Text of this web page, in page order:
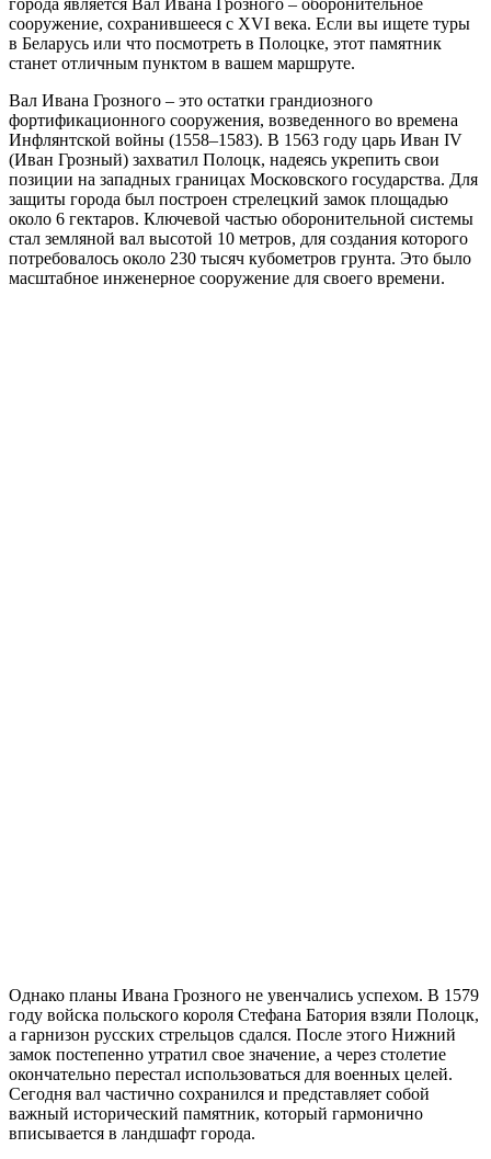
сооружение, сохранившееся с XVI века. Если вы ищете туры
в Беларусь или что посмотреть в Полоцке, этот памятник
станет отличным пунктом в вашем маршруте.
Вал Ивана Грозного – это остатки грандиозного
фортификационного сооружения, возведенного во времена
Инфлянтской войны (1558–1583). В 1563 году царь Иван IV
(Иван Грозный) захватил Полоцк, надеясь укрепить свои
позиции на западных границах Московского государства. Для
защиты города был построен стрелецкий замок площадью
около 6 гектаров. Ключевой частью оборонительной системы
стал земляной вал высотой 10 метров, для создания которого
потребовалось около 230 тысяч кубометров грунта. Это было
масштабное инженерное сооружение для своего времени.
Однако планы Ивана Грозного не увенчались успехом. В 1579
году войска польского короля Стефана Батория взяли Полоцк,
а гарнизон русских стрельцов сдался. После этого Нижний
замок постепенно утратил свое значение, а через столетие
окончательно перестал использоваться для военных целей.
Сегодня вал частично сохранился и представляет собой
важный исторический памятник, который гармонично
вписывается в ландшафт города.